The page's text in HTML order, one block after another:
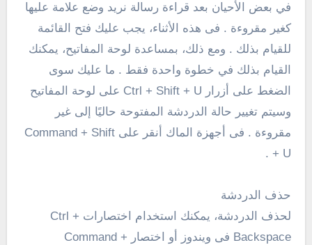
في بعض الأحيان بعد قراءة رسالة نريد وضع علامة عليها
كغير مقروءة . فى هذه الأثناء، يجب عليك فتح القائمة
للقيام بذلك . ومع ذلك، بمساعدة لوحة المفاتيح، يمكنك
القيام بذلك في خطوة واحدة فقط . ما عليك سوى
الضغط على أزرار Ctrl + Shift + U على لوحة المفاتيح
وسيتم تغيير حالة الدردشة المفتوحة حاليًا إلى غير
مقروءة . فى أجهزة الماك أنقر على Command + Shift
+ U .
حذف الدردشة
لحذف الدردشة، يمكنك استخدام اختصارات Ctrl +
Backspace فى ويندوز أو اختصار Command +